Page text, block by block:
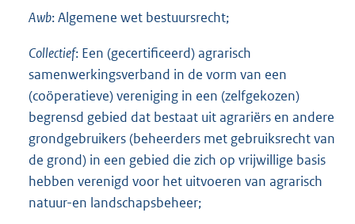
Awb: Algemene wet bestuursrecht;
Collectief: Een (gecertificeerd) agrarisch
samenwerkingsverband in de vorm van een
(coöperatieve) vereniging in een (zelfgekozen)
begrensd gebied dat bestaat uit agrariërs en andere
grondgebruikers (beheerders met gebruiksrecht van
de grond) in een gebied die zich op vrijwillige basis
hebben verenigd voor het uitvoeren van agrarisch
natuur-en landschapsbeheer;